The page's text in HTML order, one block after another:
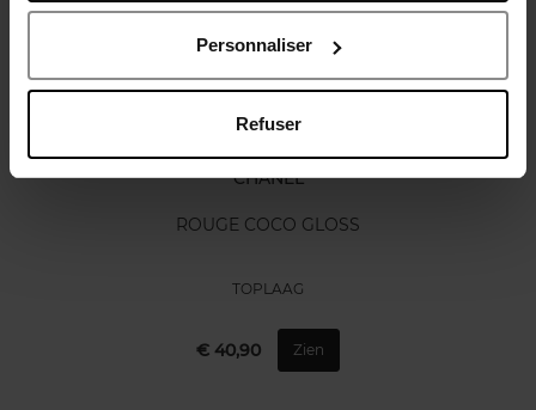
Personnaliser
Refuser
CHANEL
ROUGE COCO GLOSS
TOPLAAG
€ 40,90 Zien